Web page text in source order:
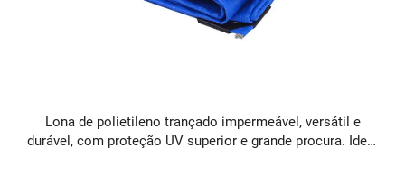
Lona de polietileno trançado impermeável, versátil e
durável, com proteção UV superior e grande procura. Ideal